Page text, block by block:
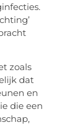
zoals
dat
en
die een